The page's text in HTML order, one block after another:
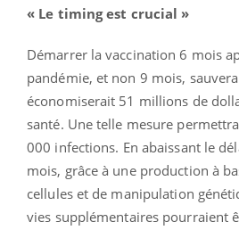
« Le timing est crucial »
Démarrer la vaccination 6 mois
pandémie, et non 9 mois,
économiserait 51 millions de
santé. Une telle mesure
000 infections. En abaissant le
mois, grâce à une production à
cellules et de manipulation
vies supplémentaires pourraient